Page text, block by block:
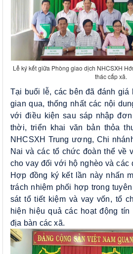
Lễ ký kết giữa Phòng giao dịch NHCSXH
thác cấp xã.
Tại buổi lễ, các bên đã đánh
gian qua, thống nhất các nội
với điều kiện sau sáp nhập
thời, triển khai văn bản thỏa
NHCSXH Trung ương, Chi
Nai và các tổ chức đoàn thể về
cho vay đối với hộ nghèo và các
Hợp đồng ký kết lần này nhấn
trách nhiệm phối hợp trong
sát tổ tiết kiệm và vay vốn, tổ
hiện hiệu quả các hoạt động tín
địa bàn các xã.